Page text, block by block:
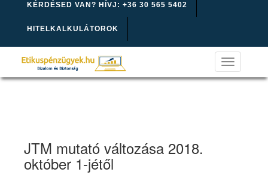
KÉRDÉSED VAN? HÍVJ: +36 30 565 5402
HITELKALKULÁTOROK
Toggle
navigation
JTM mutató változása 2018.
október 1-jétől